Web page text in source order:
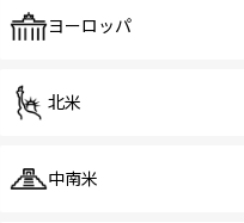
ヨーロッパ
北米
中南米